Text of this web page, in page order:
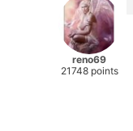
reno69
21748 points